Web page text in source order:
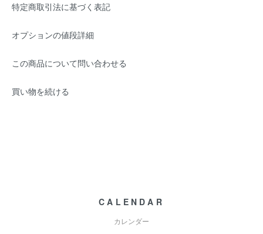
特定商取引法に基づく表記
オプションの値段詳細
この商品について問い合わせる
買い物を続ける
CALENDAR
カレンダー